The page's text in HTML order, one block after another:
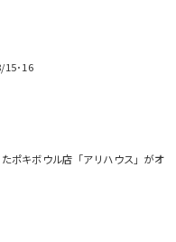
15･16
ポキボウル店「アリハウス」がオ